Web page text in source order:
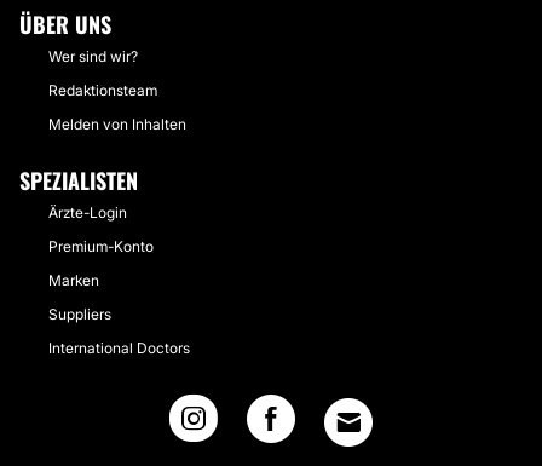
ÜBER UNS
Wer sind wir?
Redaktionsteam
Melden von Inhalten
SPEZIALISTEN
Ärzte-Login
Premium-Konto
Marken
Suppliers
International Doctors